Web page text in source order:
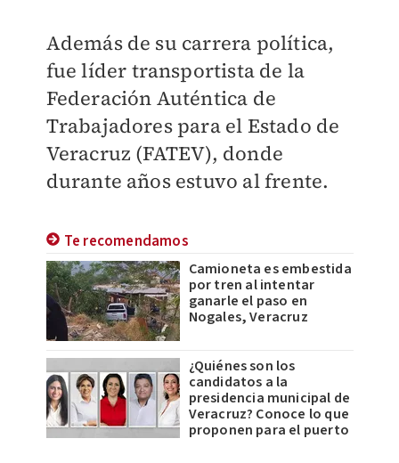
Además de su carrera política,
fue líder transportista de la
Federación Auténtica de
Trabajadores para el Estado de
Veracruz (FATEV), donde
durante años estuvo al frente.
Te recomendamos
Camioneta es embestida
por tren al intentar
ganarle el paso en
Nogales, Veracruz
¿Quiénes son los
candidatos a la
presidencia municipal de
Veracruz? Conoce lo que
proponen para el puerto